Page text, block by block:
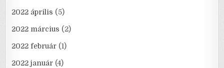
2022 április (5)
2022 március (2)
2022 február (1)
2022 január (4)